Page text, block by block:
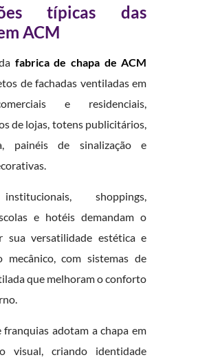
típicas das
ACM
fabrica de chapa de ACM
de fachadas ventiladas em
e residenciais,
de lojas, totens publicitários,
painéis de sinalização e
shoppings,
e hotéis demandam o
sua versatilidade estética e
mecânico, com sistemas de
que melhoram o conforto
franquias adotam a chapa em
visual, criando identidade